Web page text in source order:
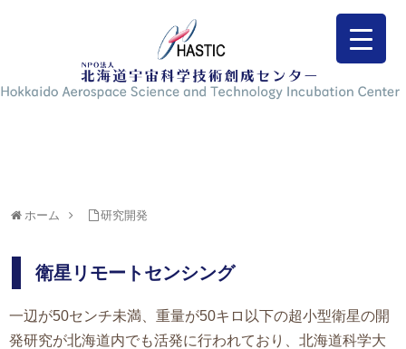
ホーム 研究開発
衛星リモートセンシング
一辺が50センチ未満、重量が50キロ以下の超小型衛星の開
発研究が北海道内でも活発に行われており、北海道科学大